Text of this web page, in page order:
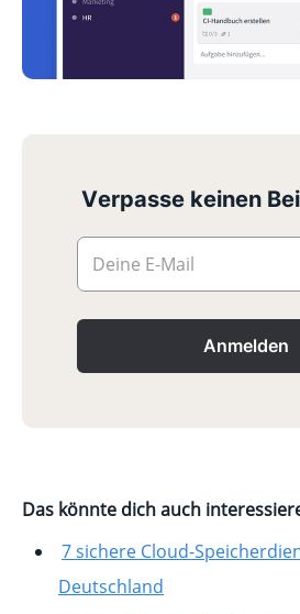
Verpasse keinen
Deine E-Mail
Anmelden
Das könnte dich auch
7 sichere Cloud-
Deutschland